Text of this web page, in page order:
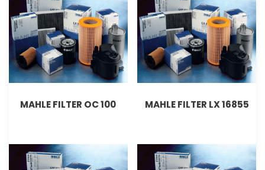
MAHLE FILTER LX 16855
MAHLE FILTER OC 100